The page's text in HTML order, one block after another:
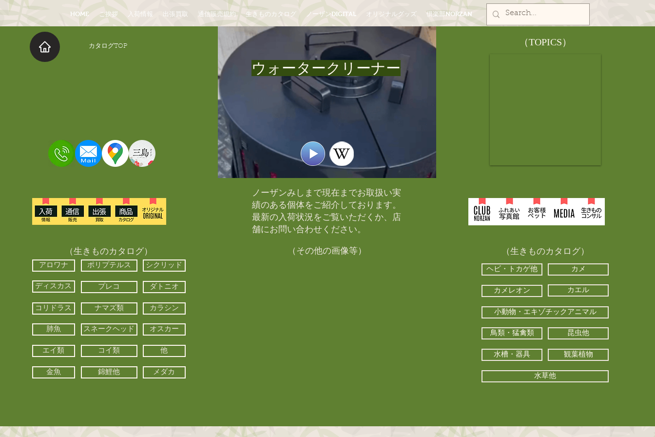
HOME ご挨拶 入荷情報 出張買取 通信販売規約 生きものカタログ ノーザンDIGITAL オリジナルグッズ 倶楽部NORZAN
​カタログTOP
ウォータークリーナー
​（TOPICS）
（生きものカタログ）
アロワナ ポリプテルス シクリッド
ディスカス プレコ ダトニオ
コリドラス ナマズ類 カラシン
肺魚 スネークヘッド オスカー
エイ類 コイ類 他
金魚 錦鯉他 メダカ
ノーザンみしまで現在までお取扱い実
績のある個体をご紹介しております。​
最新の入荷状況をご覧いただくか、店
舗にお問い合わせください。​
（その他の画像等） （生きものカタログ）
ヘビ・トカゲ他 カメ
カメレオン カエル
小動物・エキゾチックアニマル
鳥類・猛禽類 昆虫他
水槽・器具 観葉植物
水草他